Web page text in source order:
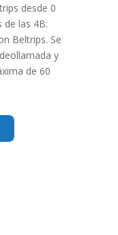
desde 0
de las 4B:
Beltrips. Se
y
de 60